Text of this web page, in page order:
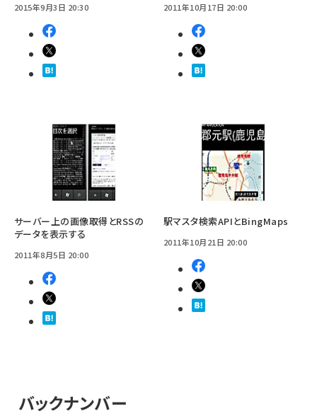
2015年9月3日 20:30 2011年10月17日 20:00
サーバー上の画像取得とRSSの
データを表示する
2011年8月5日 20:00
駅マスタ検索APIとBingMaps
2011年10月21日 20:00
バックナンバー